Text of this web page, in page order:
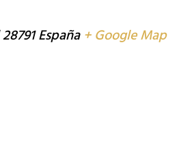
28791España + Google Map